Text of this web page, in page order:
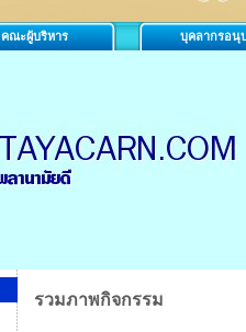
คณะผู้บริหาร บุคลากรอนุ
รวมภาพกิจกรรม